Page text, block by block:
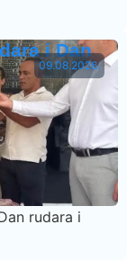
09.08.2026.
i Dan
rudara i